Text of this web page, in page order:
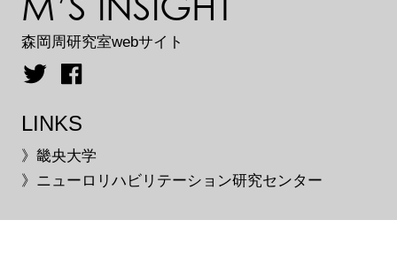
森岡周研究室webサイト
LINKS
》畿央大学
》ニューロリハビリテーション研究センター